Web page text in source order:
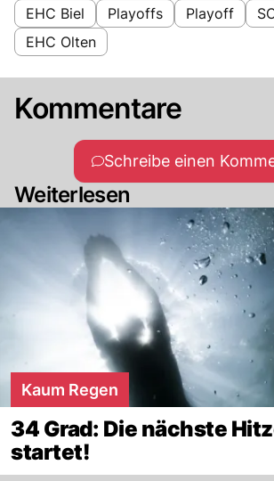
EHC Biel Playoffs Playoff
EHC Olten
Kommentare
Schreibe einen
Weiterlesen
Kaum Regen
34 Grad: Die nächste
startet!